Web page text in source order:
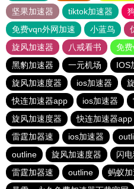
坚果加速器
tiktok加速器
免费vqn外网加速
小蓝鸟
旋风加速器
八戒看书
免
黑豹加速器
一元机场 IOS
旋风加速度器
ios加速器
快连加速器app
ios加速器
旋风加速度器
快连加速器app
雷霆加器速
ios加速器
outline
旋风加速度器 闪
雷霆加器速
outline
蚂蚁